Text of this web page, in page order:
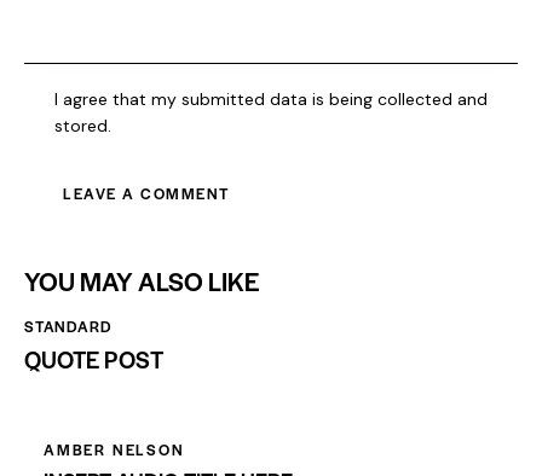
I agree that my submitted data is being collected and
stored.
YOU MAY ALSO LIKE
STANDARD
QUOTE POST
AMBER NELSON